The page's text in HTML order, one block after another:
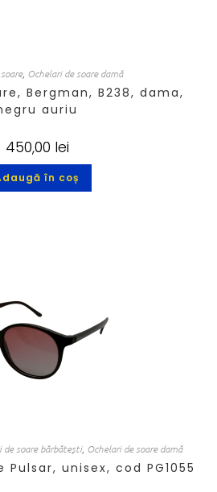
, Ochelari de soare damă
Bergman, B238, dama,
auriu
450,00 lei
în coș
de soare bărbătești, Ochelari de soare damă
unisex, cod PG1055